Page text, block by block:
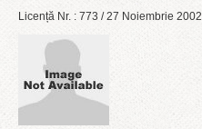
Licență Nr. : 773 / 27 Noiembrie 2002